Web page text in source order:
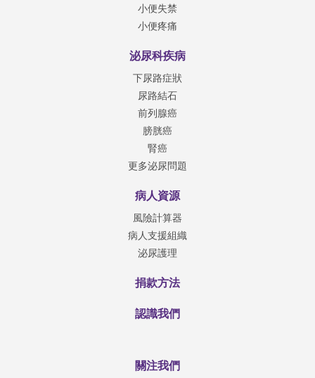
小便失禁
小便疼痛
泌尿科疾病
下尿路症狀
尿路結石
前列腺癌
膀胱癌
腎癌
更多泌尿問題
病人資源
風險計算器
病人支援組織
泌尿護理
捐款方法
認識我們
關注我們